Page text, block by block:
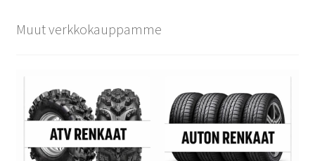
Muut verkkokauppamme